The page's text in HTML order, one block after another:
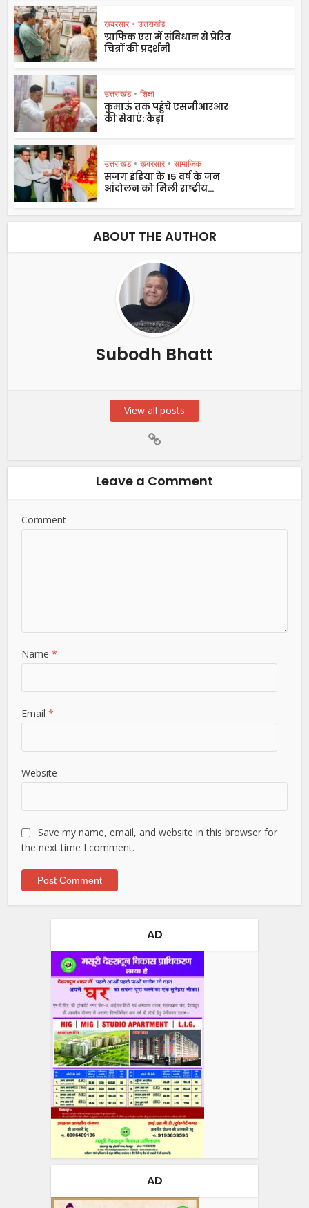
ख़बरसार • उत्तराखंड
ग्राफिक एरा में संविधान से प्रेरित
चित्रों की प्रदर्शनी
उत्तराखंड • शिक्षा
कुमाऊं तक पहुंचे एसजीआरआर
की सेवाएं: कैड़ा
उत्तराखंड • ख़बरसार • सामाजिक
सजग इंडिया के 15 वर्ष के जन
आंदोलन को मिली राष्ट्रीय...
ABOUT THE AUTHOR
Subodh Bhatt
View all posts
Leave a Comment
Comment
Name*
Email*
Website
Save my name, email, and website in this browser for
the next time I comment.
AD
AD